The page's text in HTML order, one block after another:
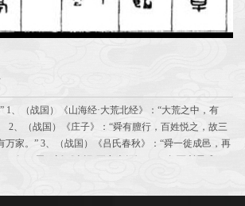
1、（战国）《山海经·大荒北经》：“大荒之中，有
2、（战国）《庄子》：“舜有膻行，百姓悦之，故三
万家。” 3、（战国）《吕氏春秋》：“舜一徙成邑，再